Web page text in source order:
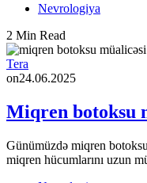
Nevrologiya
2 Min Read
Tera
on24.06.2025
Miqren botoksu
Günümüzdə miqren
miqren hücumlarını uzun